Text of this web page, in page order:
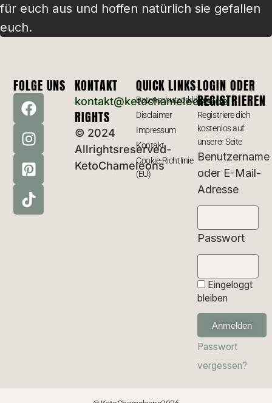
für euch aus und hoffen natürlich sie gefallen
euch.
FOLGE UNS KONTAKT
kontakt@ketochameleons.de
RIGHTS
© 2024
Allrightsreserved-
KetoChameleons
QUICK LINKS
Datenschutzerklärung
Disclaimer
Impressum
Kontakt
Cookie-Richtlinie
(EU)
LOGIN ODER
REGISTRIEREN
Registriere dich
kostenlos auf
unserer Seite
Benutzername
oder E-Mail-
Adresse
Passwort
Eingeloggt
bleiben
Anmelden
Passwort
vergessen?